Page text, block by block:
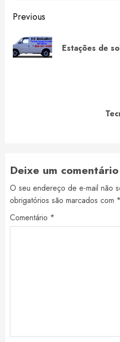
Continue
Reading
Previous
Estações de
Deixe um comentário
O seu endereço de e-mail não
obrigatórios são marcados com *
Comentário *